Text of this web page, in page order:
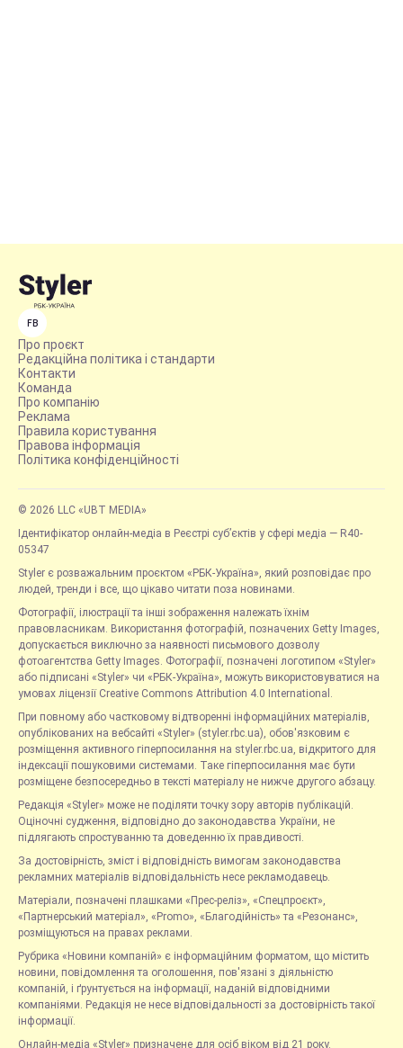
FB
Про проєкт
Редакційна політика і стандарти
Контакти
Команда
Про компанію
Реклама
Правила користування
Правова інформація
Політика конфіденційності
© 2026 LLC «UBT MEDIA»
Ідентифікатор онлайн-медіа в Реєстрі суб’єктів у сфері медіа — R40-
05347
Styler є розважальним проєктом «РБК-Україна», який розповідає про
людей, тренди і все, що цікаво читати поза новинами.
Фотографії, ілюстрації та інші зображення належать їхнім
правовласникам. Використання фотографій, позначених Getty Images,
допускається виключно за наявності письмового дозволу
фотоагентства Getty Images. Фотографії, позначені логотипом «Styler»
або підписані «Styler» чи «РБК-Україна», можуть використовуватися на
умовах ліцензії Creative Commons Attribution 4.0 International.
При повному або частковому відтворенні інформаційних матеріалів,
опублікованих на вебсайті «Styler» (styler.rbc.ua), обов'язковим є
розміщення активного гіперпосилання на styler.rbc.ua, відкритого для
індексації пошуковими системами. Таке гіперпосилання має бути
розміщене безпосередньо в тексті матеріалу не нижче другого абзацу.
Редакція «Styler» може не поділяти точку зору авторів публікацій.
Оціночні судження, відповідно до законодавства України, не
підлягають спростуванню та доведенню їх правдивості.
За достовірність, зміст і відповідність вимогам законодавства
рекламних матеріалів відповідальність несе рекламодавець.
Матеріали, позначені плашками «Прес-реліз», «Спецпроєкт»,
«Партнерський матеріал», «Promo», «Благодійність» та «Резонанс»,
розміщуються на правах реклами.
Рубрика «Новини компаній» є інформаційним форматом, що містить
новини, повідомлення та оголошення, пов'язані з діяльністю
компаній, і ґрунтується на інформації, наданій відповідними
компаніями. Редакція не несе відповідальності за достовірність такої
інформації.
Онлайн-медіа «Styler» призначене для осіб віком від 21 року.